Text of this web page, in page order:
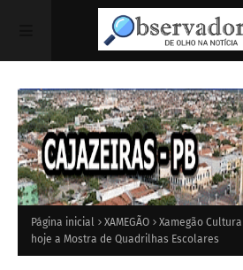
Página inicial XAMEGÃO
Xamegão
hoje a Mostra de Quadrilhas Escolares